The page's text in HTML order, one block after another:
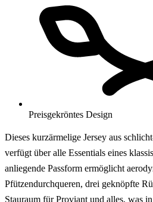
Preisgekröntes Design
Dieses kurzärmelige Jersey aus
verfügt über alle Essentials eines
anliegende Passform ermöglicht
Pfützendurchqueren, drei geknöpfte
Stauraum für Proviant und alles, was